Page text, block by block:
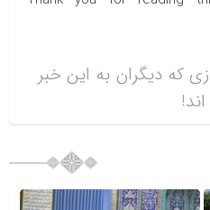
که دیگران به این خبر